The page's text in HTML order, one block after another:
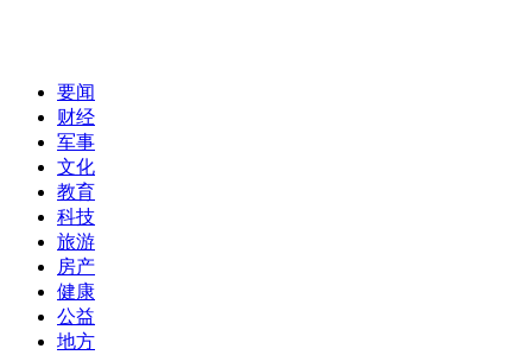
要闻
财经
军事
文化
教育
科技
旅游
房产
健康
公益
地方